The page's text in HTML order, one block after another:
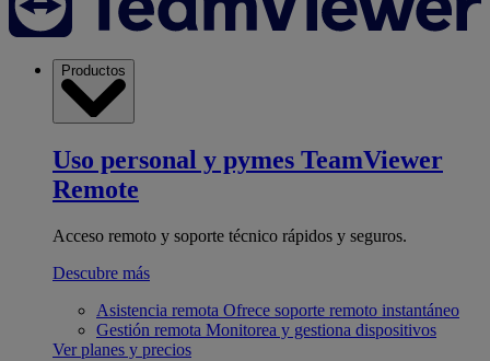
Productos
Uso personal y pymes TeamViewer
Remote
Acceso remoto y soporte técnico rápidos y seguros.
Descubre más
Asistencia remota Ofrece soporte remoto instantáneo
Gestión remota Monitorea y gestiona dispositivos
Ver planes y precios